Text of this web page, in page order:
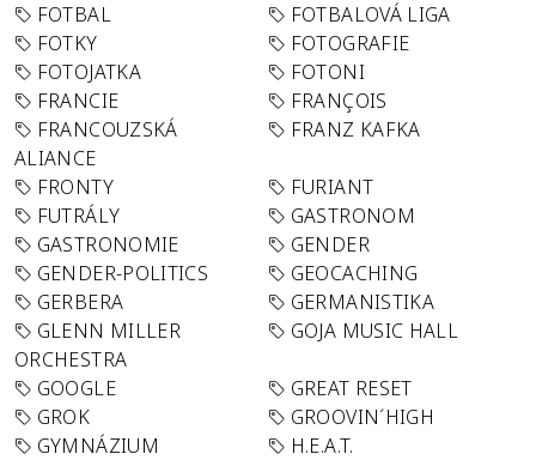
FOTBAL
FOTBALOVÁ LIGA
FOTKY
FOTOGRAFIE
FOTOJATKA
FOTONI
FRANCIE
FRANÇOIS
FRANCOUZSKÁ
ALIANCE
FRANZ KAFKA
FRONTY
FURIANT
FUTRÁLY
GASTRONOM
GASTRONOMIE
GENDER
GENDER-POLITICS
GEOCACHING
GERBERA
GERMANISTIKA
GLENN MILLER
ORCHESTRA
GOJA MUSIC HALL
GOOGLE
GREAT RESET
GROK
GROOVIN´HIGH
GYMNÁZIUM
H.E.A.T.